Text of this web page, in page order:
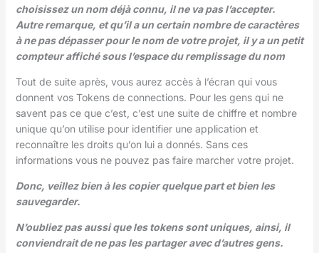
choisissez un nom déjà connu, il ne va pas l’accepter.
Autre remarque, et qu’il a un certain nombre de caractères
à ne pas dépasser pour le nom de votre projet, il y a un petit
compteur affiché sous l’espace du remplissage du nom
Tout de suite après, vous aurez accès à l’écran qui vous
donnent vos Tokens de connections. Pour les gens qui ne
savent pas ce que c’est, c’est une suite de chiffre et nombre
unique qu’on utilise pour identifier une application et
reconnaître les droits qu’on lui a donnés. Sans ces
informations vous ne pouvez pas faire marcher votre projet.
Donc, veillez bien à les copier quelque part et bien les
sauvegarder.
N’oubliez pas aussi que les tokens sont uniques, ainsi, il
conviendrait de ne pas les partager avec d’autres gens.